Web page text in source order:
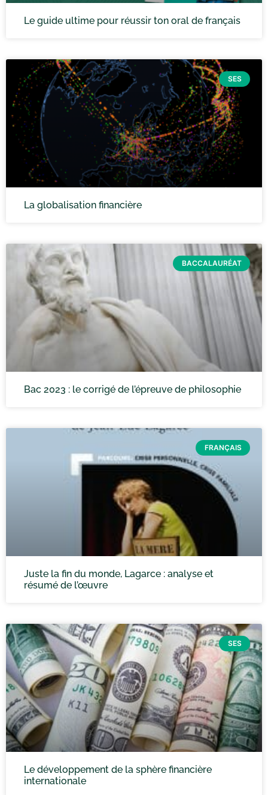
Le guide ultime pour réussir ton oral de français
SES
La globalisation financière
BACCALAURÉAT
Bac 2023 : le corrigé de l’épreuve de philosophie
FRANÇAIS
Juste la fin du monde, Lagarce : analyse et
résumé de l’œuvre
SES
Le développement de la sphère financière
internationale